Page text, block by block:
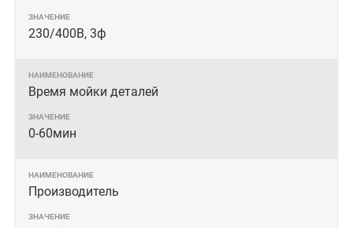
230/400В, 3ф
Время мойки деталей
0-60мин
Производитель